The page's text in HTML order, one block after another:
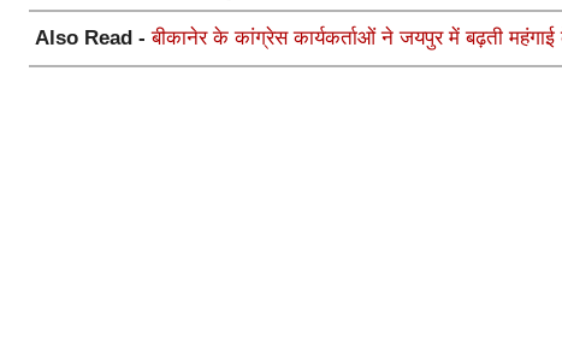
Also Read -बीकानेर के कांग्रेस कार्यकर्ताओं ने जयपुर में बढ़ती